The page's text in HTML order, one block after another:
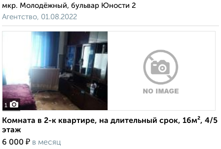
мкр. Молодёжный, бульвар Юности 2
Агентство, 01.08.2022
1
Комната в 2-к квартире, на длительный срок, 16м², 4/5
этаж
6 000 ₽ в месяц